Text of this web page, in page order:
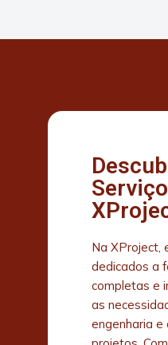
Na XProject,
dedicados a
completas e
as
engenharia